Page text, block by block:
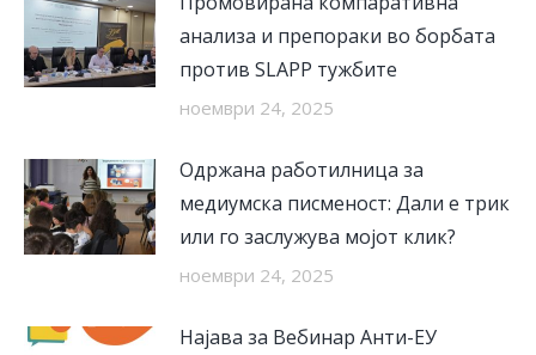
анализа и препораки во борбата
против SLAPP тужбите
ноември 24, 2025
Одржана работилница за
медиумска писменост: Дали е трик
или го заслужува мојот клик?
ноември 24, 2025
Најава за Вебинар Анти-ЕУ